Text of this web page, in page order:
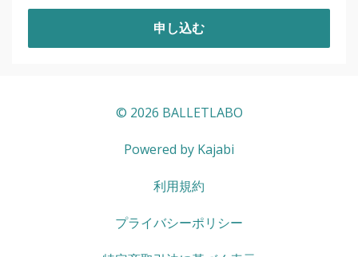
申し込む
© 2026 BALLETLABO
Powered by Kajabi
利用規約
プライバシーポリシー